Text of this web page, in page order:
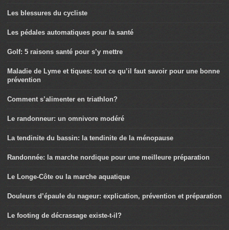
Les blessures du cycliste
Les pédales automatiques pour la santé
Golf: 5 raisons santé pour s’y mettre
Maladie de Lyme et tiques: tout ce qu’il faut savoir pour une bonne
prévention
Comment s’alimenter en triathlon?
Le randonneur: un omnivore modéré
La tendinite du bassin: la tendinite de la ménopause
Randonnée: la marche nordique pour une meilleure préparation
Le Longe-Côte ou la marche aquatique
Douleurs d’épaule du nageur: explication, prévention et préparation
Le footing de décrassage existe-t-il?